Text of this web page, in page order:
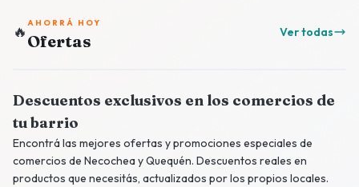
🔥 AHORRÁ HOY
Ofertas Ver todas
Descuentos exclusivos en los comercios de
tu barrio
Encontrá las mejores ofertas y promociones especiales de
comercios de Necochea y Quequén. Descuentos reales en
productos que necesitás, actualizados por los propios locales.